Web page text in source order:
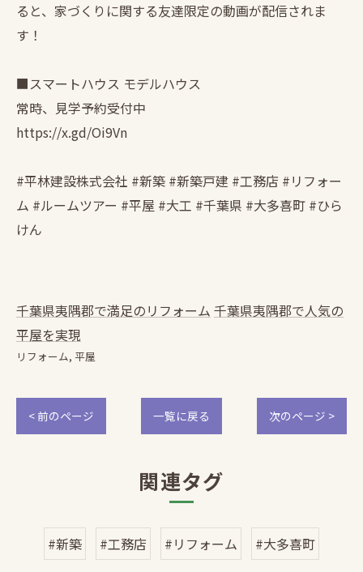
ると、家づくりに関する友達限定の動画が配信されま
す！
■スマートハウス モデルハウス
常時、見学予約受付中
https://x.gd/Oi9Vn
#平林建設株式会社 #新築 #新築戸建 #工務店 #リフォー
ム #ルームツアー #平屋 #大工 #千葉県 #大多喜町 #ひら
けん
千葉県夷隅郡で満足のリフォーム 千葉県夷隅郡で人気の
平屋を実現
リフォーム 平屋
< 前のページ 一覧に戻る 次のページ >
関連タグ
#新築 #工務店 #リフォーム #大多喜町